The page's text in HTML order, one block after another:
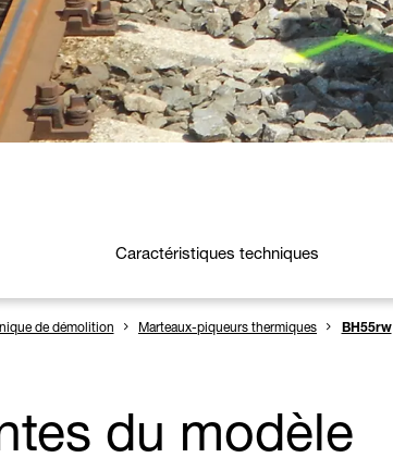
Caractéristiques techniques
de démolition Marteaux-piqueurs thermiques BH55rw
du modèle